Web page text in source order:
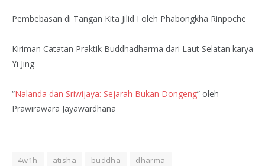
Pembebasan di Tangan Kita Jilid I oleh Phabongkha Rinpoche
Kiriman Catatan Praktik Buddhadharma dari Laut Selatan karya
Yi Jing
“Nalanda dan Sriwijaya: Sejarah Bukan Dongeng” oleh
Prawirawara Jayawardhana
4w1h atisha buddha
dharma